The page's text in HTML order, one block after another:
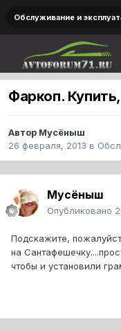
Обслуживание и
Фаркоп.
Автор Мусёныш
26 февраля, 2013 в
Мусёныш
Опубликовано
Подскажите,
на
чтобы и установили